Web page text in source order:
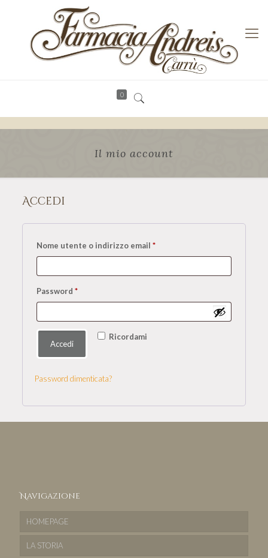
0
Il mio account
Accedi
Nome utente o indirizzo email *
Password *
Ricordami
Accedi
Password dimenticata?
Navigazione
HOMEPAGE
LA STORIA